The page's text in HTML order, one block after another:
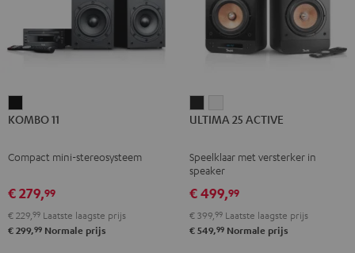
11
KOMBO 11
Compact mini-stereosysteem
€ 279,99
€ 229, 99 Laatste laagste prijs
€ 299,99 Normale prijs
25
Night
25
Pure
ULTIMA 25 ACTIVE
Speelklaar met versterker in
speaker
€ 499,99
€ 399, 99 Laatste laagste prijs
€ 549,99 Normale prijs